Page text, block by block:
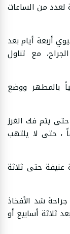
لعدد من الساعات
أربعة أيام بعد
مع تناول
بالمطهر ووضع
يتم فك الغرز
، حتى لا يلتهب
عنيفة حتى ثلاثة
شد الأفخاذ
ثلاثة أسابيع أو